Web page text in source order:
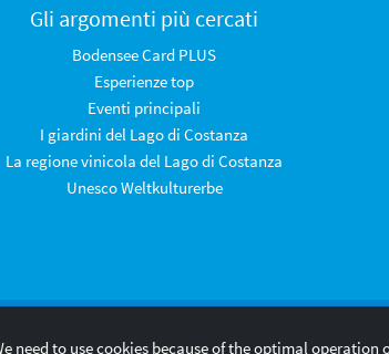
Gli argomenti più cercati
Bodensee Card PLUS
Esperienze top
Eventi principali
I giardini del Lago di Costanza
La regione vinicola del Lago di Costanza
Unesco Weltkulturerbe
need to use cookies because of the optimal operation